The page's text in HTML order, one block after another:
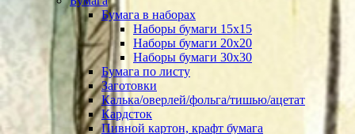
Бумага в наборах
Наборы бумаги 15х15
Наборы бумаги 20х20
Наборы бумаги 30х30
Бумага по листу
Заготовки
Калька/оверлей/фольга/тишью/ацетат
Кардсток
Пивной картон, крафт бумага